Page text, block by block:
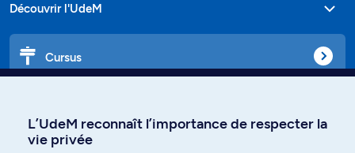
Découvrir l'UdeM
Cursus
L’UdeM reconnaît l’importance de respecter la
vie privée